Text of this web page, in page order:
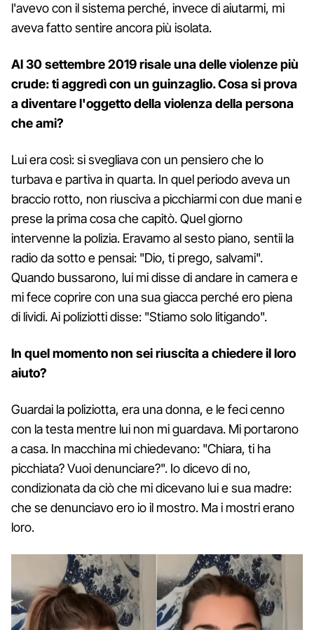
l'avevo con il sistema perché, invece di aiutarmi, mi
aveva fatto sentire ancora più isolata.
Al 30 settembre 2019 risale una delle violenze più
crude: ti aggredì con un guinzaglio. Cosa si prova
a diventare l'oggetto della violenza della persona
che ami?
Lui era così: si svegliava con un pensiero che lo
turbava e partiva in quarta. In quel periodo aveva un
braccio rotto, non riusciva a picchiarmi con due mani e
prese la prima cosa che capitò. Quel giorno
intervenne la polizia. Eravamo al sesto piano, sentii la
radio da sotto e pensai: "Dio, ti prego, salvami".
Quando bussarono, lui mi disse di andare in camera e
mi fece coprire con una sua giacca perché ero piena
di lividi. Ai poliziotti disse: "Stiamo solo litigando".
In quel momento non sei riuscita a chiedere il loro
aiuto?
Guardai la poliziotta, era una donna, e le feci cenno
con la testa mentre lui non mi guardava. Mi portarono
a casa. In macchina mi chiedevano: "Chiara, ti ha
picchiata? Vuoi denunciare?". Io dicevo di no,
condizionata da ciò che mi dicevano lui e sua madre:
che se denunciavo ero io il mostro. Ma i mostri erano
loro.